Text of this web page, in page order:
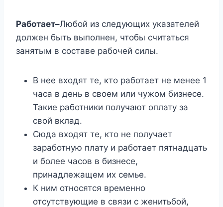
Работает–Любой из следующих указателей
должен быть выполнен, чтобы считаться
занятым в составе рабочей силы.
В нее входят те, кто работает не менее 1
часа в день в своем или чужом бизнесе.
Такие работники получают оплату за
свой вклад.
Сюда входят те, кто не получает
заработную плату и работает пятнадцать
и более часов в бизнесе,
принадлежащем их семье.
К ним относятся временно
отсутствующие в связи с женитьбой,